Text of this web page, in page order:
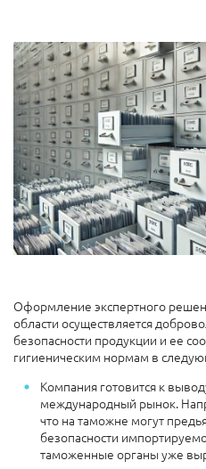
Оформление экспертного
области осуществляется
безопасности продукции и ее
гигиеническим нормам в
Компания готовится к
международный рынок.
что на таможне могут
безопасности
таможенные органы уже